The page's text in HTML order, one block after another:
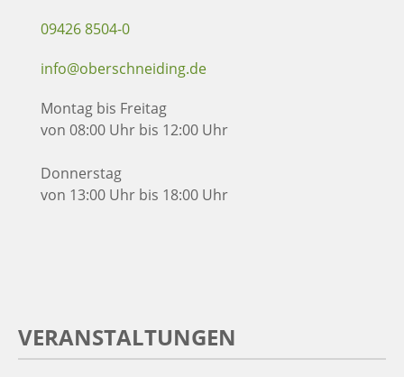
09426 8504-0
info@oberschneiding.de
Montag bis Freitag
von 08:00 Uhr bis 12:00 Uhr
Donnerstag
von 13:00 Uhr bis 18:00 Uhr
VERANSTALTUNGEN